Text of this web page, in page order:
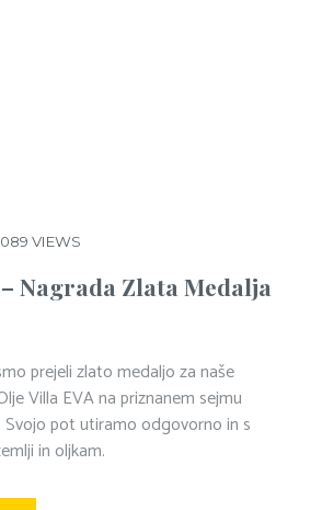
VIEWS
Nagrada Zlata Medalja
prejeli zlato medaljo za naše
Villa EVA na priznanem sejmu
pot utiramo odgovorno in s
in oljkam.